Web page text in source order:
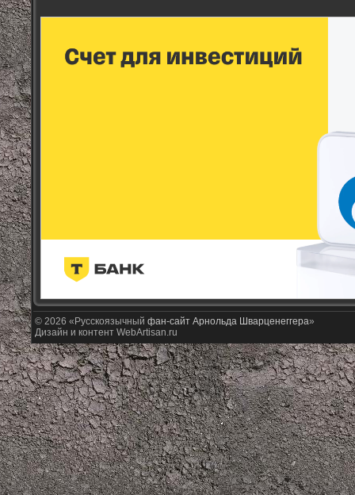
© 2026 «Русскоязычный фан-сайт Арнольда Шварценеггера»
Дизайн и контент WebArtisan.ru